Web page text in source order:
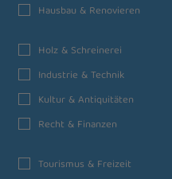
Hausbau & Renovieren
Holz & Schreinerei
Industrie & Technik
Kultur & Antiquitäten
Recht & Finanzen
Tourismus & Freizeit